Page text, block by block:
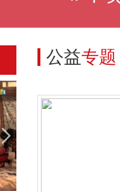
公益专题